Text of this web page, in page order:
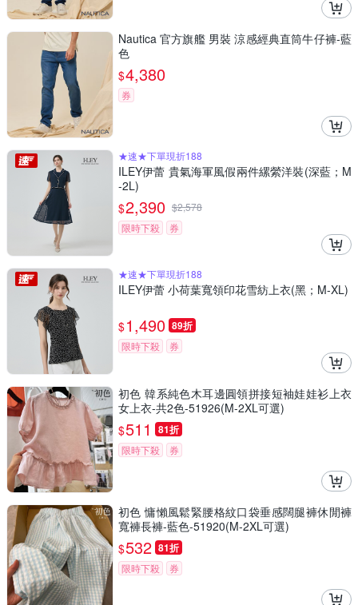
Nautica 官方旗艦 男裝 涼感經典直筒牛仔褲-藍
色
$4,380
券
★速★下單現折188
ILEY伊蕾 貴氣海軍風假兩件縲縈洋裝(深藍；M
-2L)
$2,390 $2,578
限時下殺
券
★速★下單現折188
ILEY伊蕾 小荷葉寬領印花雪紡上衣(黑；M-XL)
$1,490 89折
限時下殺 券
初色 韓系純色木耳邊圓領拼接短袖娃娃衫上衣
女上衣-共2色-51926(M-2XL可選)
$511 81折
限時下殺 券
初色 慵懶風鬆緊腰格紋口袋垂感闊腿褲休閒褲
寬褲長褲-藍色-51920(M-2XL可選)
$532 81折
限時下殺 券